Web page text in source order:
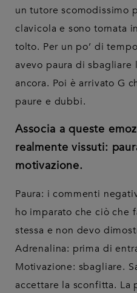
un tutore scomodissimo
clavicola e sono tornata
tolto. Per un po’ di
avevo paura di sbagliare
ancora. Poi è arrivato G
paure e dubbi.
Associa a queste
realmente vissuti:
motivazione.
Paura: i commenti
ho imparato che ciò che
stessa e non devo
Adrenalina: prima di
Motivazione: sbagliare.
accettare la sconfitta. La